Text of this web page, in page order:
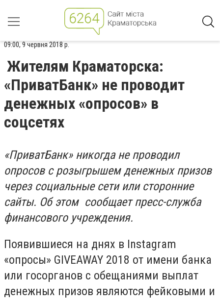
09:00, 9 червня 2018 р.
Жителям Краматорска:
«ПриватБанк» не проводит
денежных «опросов» в
соцсетях ​
«ПриватБанк» никогда не проводил
опросов с розыгрышем денежных призов
через социальные сети или сторонние
сайты. Об этом сообщает пресс-служба
финансового учреждения.
Появившиеся на днях в Instagram
«опросы» GIVEAWAY 2018 от имени банка
или госорганов с обещаниями выплат
денежных призов являются фейковыми и